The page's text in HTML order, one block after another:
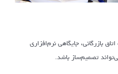
بازرگانی، جایگاهی نرم‌افزاری
تصمیم‌ساز باشد.